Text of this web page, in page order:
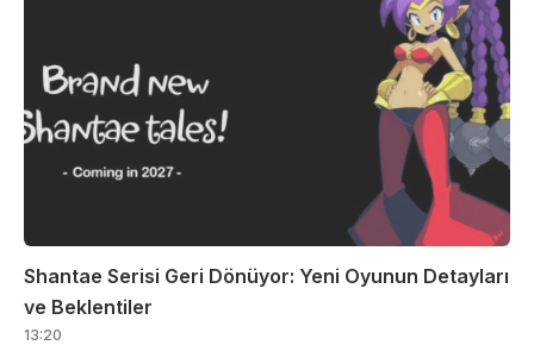
Shantae Serisi Geri Dönüyor: Yeni Oyunun Detayları
ve Beklentiler
13:20